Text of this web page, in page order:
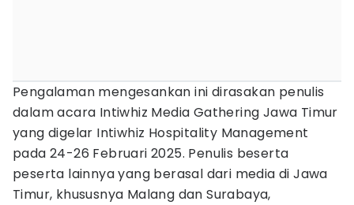
Pengalaman mengesankan ini dirasakan penulis
dalam acara Intiwhiz Media Gathering Jawa Timur
yang digelar Intiwhiz Hospitality Management
pada 24-26 Februari 2025. Penulis beserta
peserta lainnya yang berasal dari media di Jawa
Timur, khususnya Malang dan Surabaya,